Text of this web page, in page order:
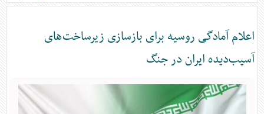
ها
اعلام آمادگی روسیه برای بازسازی زیرساخت‌های
آسیب‌دیده ایران در جنگ